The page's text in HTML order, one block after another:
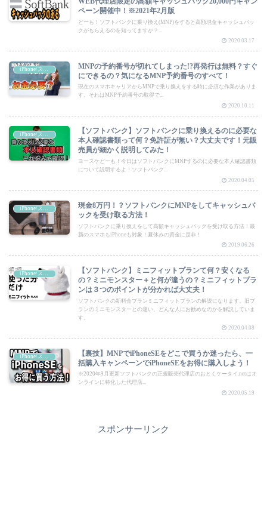
ペーン開催中！※2021年2月版
どーも！ソフトバンクに乗り換え(MNP)をすると高額現金キャッシュバッ
クがもらえるのを知ってますか？...
2020.03.17
MNPの予約番号が切れてしまった!?再発行は無料？すぐ
にできるの？気になるMNP予約番号のすべて！
現在のスマホキャリアからMNPで乗り換えをする時に必須な作業がありま
す。それはMNP予約番号の取得で...
2020.10.11
【ソフトバンク】ソフトバンクに乗り換えるのに必要な
本人確認書類って何？免許証が無い？大丈夫です！元販
売員が細かく説明してみた！
ヨースケどーも！今日はソフトバンクにMNPするのに必要な本人確認書類
について説明するよ！ソフトバンク...
2020.04.05
iPhone/スマートフォン
現金8万円！？ソフトバンクにMNPをしてキャッシュバ
ックを受け取る方法！
ソフトバンクに乗り換えをして高額キャッシュバックを受け取る方法！最
新のスマホもiPhoneも対象！夏休みの資金に是非！
2019.06.26
【ソフトバンク】ミニフィットプランて何？安くなる
の？ミニモンスター＋と何が違うの？ミニフィットプラ
ンは３つのポイントが分かれば大丈夫！
ソフトバンクの新料金プランミニフィットプランの解説になります。旧プ
ランのミニモンスターとの違い、どんな人にお勧めなのかを解説していま
す。
2020.04.08
【裏技】MNPでiPhoneSEをどこで買うか迷ったら、一
括購入キャンペーンでiPhoneSEをお得に購入しよう！
※2020年9月更新ソフトバンクの正規販売代理店のおとくケータイ.netはオ
ンラインに特化した代理店...
2020.05.19
スポンサーリンク